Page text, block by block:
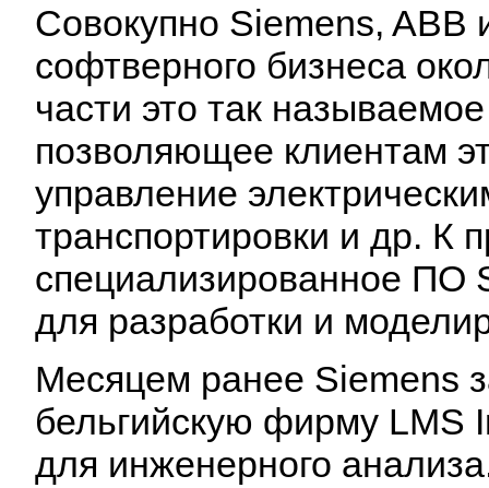
Совокупно Siemens, ABB
софтверного бизнеса
части это так
позволяющее клиентам
управление
транспортировки и др. К
специализированное ПО
для разработки и
Месяцем ранее Siemens
бельгийскую фирму
для инженерного